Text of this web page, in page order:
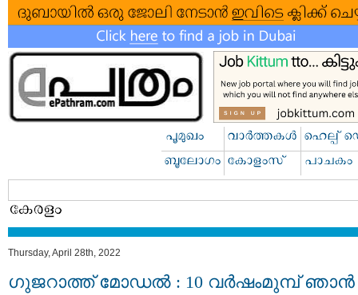
Thursday, April 28th, 2022
ഗുജറാത്ത് മോഡല്‍ : 10 വര്‍ഷംമുമ്പ് ഞാന്‍